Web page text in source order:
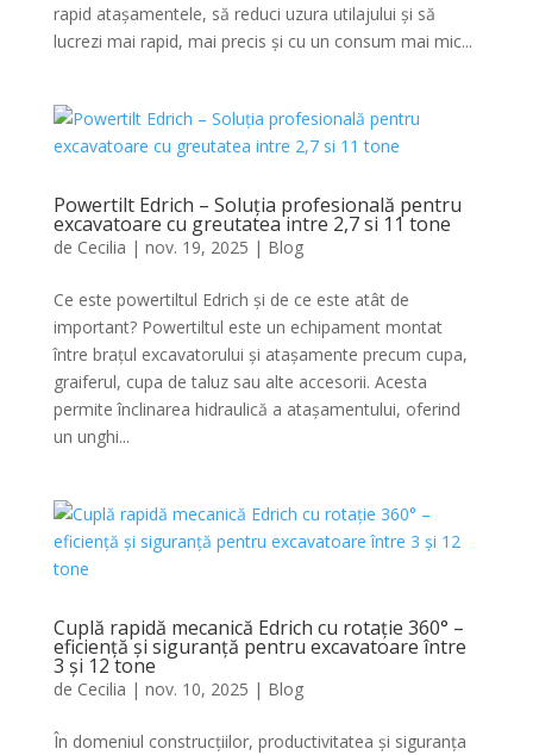
rapid atașamentele, să reduci uzura utilajului și să
lucrezi mai rapid, mai precis și cu un consum mai mic...
Powertilt Edrich – Soluția profesională pentru
excavatoare cu greutatea intre 2,7 si 11 tone
de Cecilia | nov. 19, 2025 | Blog
Ce este powertiltul Edrich și de ce este atât de
important? Powertiltul este un echipament montat
între brațul excavatorului și atașamente precum cupa,
graiferul, cupa de taluz sau alte accesorii. Acesta
permite înclinarea hidraulică a atașamentului, oferind
un unghi...
Cuplă rapidă mecanică Edrich cu rotație 360° –
eficiență și siguranță pentru excavatoare între
3 și 12 tone
de Cecilia | nov. 10, 2025 | Blog
În domeniul construcțiilor, productivitatea și siguranța